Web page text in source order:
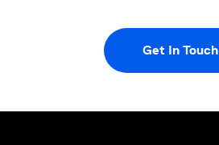
Get In Touch